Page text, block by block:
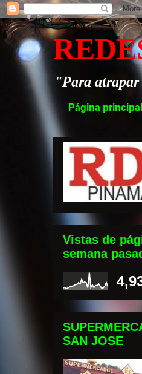
"Para
Página principal
Vistas de
semana
SAN JOSE